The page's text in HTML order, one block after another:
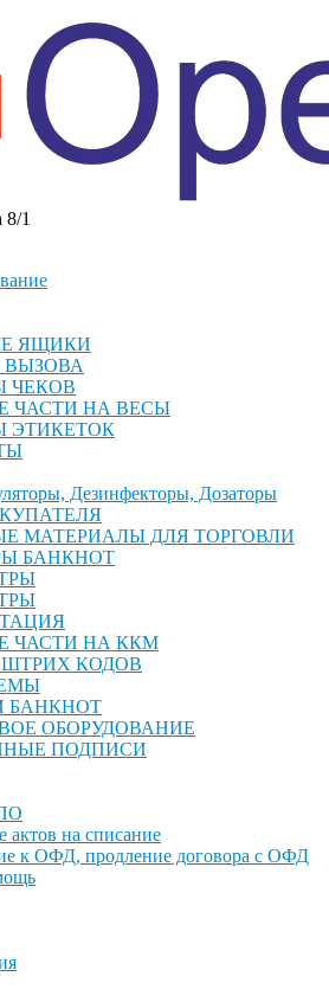
8/1
ЯЩИКИ
ЧЕКОВ
ЧАСТИ НА ВЕСЫ
ЭТИКЕТОК
Дезинфекторы, Дозаторы
МАТЕРИАЛЫ ДЛЯ ТОРГОВЛИ
БАНКНОТ
ЧАСТИ НА ККМ
КОДОВ
БАНКНОТ
ОБОРУДОВАНИЕ
ПОДПИСИ
актов на списание
к ОФД, продление договора с ОФД